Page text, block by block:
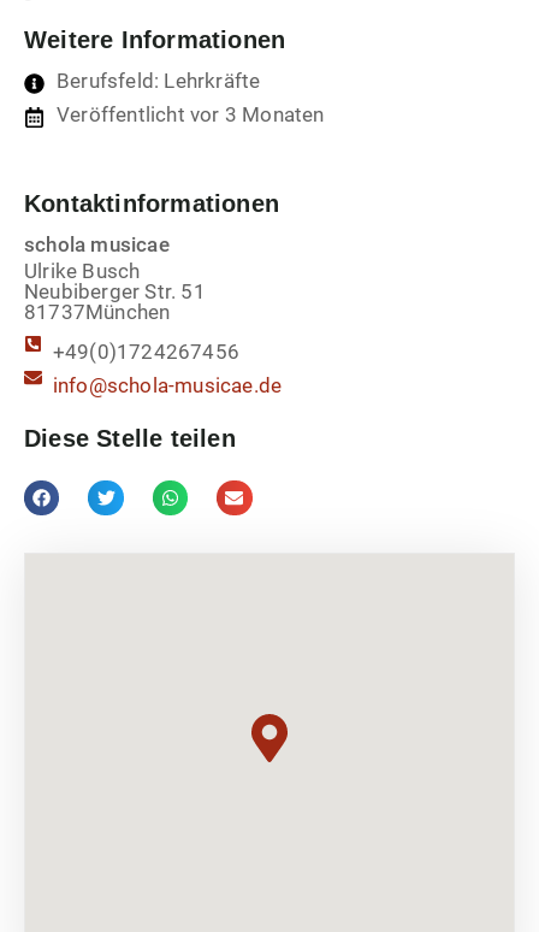
Weitere Informationen
Berufsfeld: Lehrkräfte
Veröffentlicht vor 3 Monaten
Kontaktinformationen
schola musicae
Ulrike Busch
Neubiberger Str. 51
81737München
+49(0)1724267456
info@schola-musicae.de
Diese Stelle teilen